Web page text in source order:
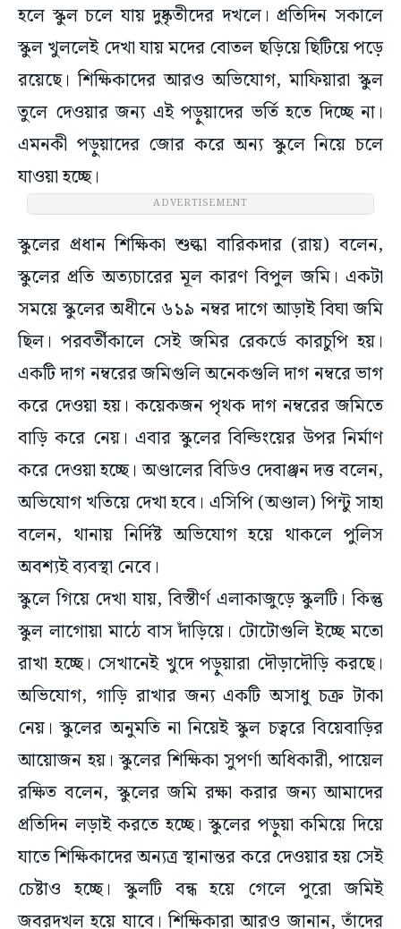
হলে স্কুল চলে যায় দুষ্কৃতীদের দখলে। প্রতিদিন সকালে
স্কুল খুললেই দেখা যায় মদের বোতল ছড়িয়ে ছিটিয়ে পড়ে
রয়েছে। শিক্ষিকাদের আরও অভিযোগ, মাফিয়ারা স্কুল
তুলে দেওয়ার জন্য এই পড়ুয়াদের ভর্তি হতে দিচ্ছে না।
এমনকী পড়ুয়াদের জোর করে অন্য স্কুলে নিয়ে চলে
যাওয়া হচ্ছে।
ADVERTISEMENT
স্কুলের প্রধান শিক্ষিকা শুল্কা বারিকদার (রায়) বলেন,
স্কুলের প্রতি অত্যচারের মূল কারণ বিপুল জমি। একটা
সময়ে স্কুলের অধীনে ৬১৯ নম্বর দাগে আড়াই বিঘা জমি
ছিল। পরবর্তীকালে সেই জমির রেকর্ডে কারচুপি হয়।
একটি দাগ নম্বরের জমিগুলি অনেকগুলি দাগ নম্বরে ভাগ
করে দেওয়া হয়। কয়েকজন পৃথক দাগ নম্বরের জমিতে
বাড়ি করে নেয়। এবার স্কুলের বিল্ডিংয়ের উপর নির্মাণ
করে দেওয়া হচ্ছে। অণ্ডালের বিডিও দেবাঞ্জন দত্ত বলেন,
অভিযোগ খতিয়ে দেখা হবে। এসিপি (অণ্ডাল) পিন্টু সাহা
বলেন, থানায় নির্দিষ্ট অভিযোগ হয়ে থাকলে পুলিস
অবশ্যই ব্যবস্থা নেবে।
স্কুলে গিয়ে দেখা যায়, বিস্তীর্ণ এলাকাজুড়ে স্কুলটি। কিন্তু
স্কুল লাগোয়া মাঠে বাস দাঁড়িয়ে। টোটোগুলি ইচ্ছে মতো
রাখা হচ্ছে। সেখানেই খুদে পড়ুয়ারা দৌড়াদৌড়ি করছে।
অভিযোগ, গাড়ি রাখার জন্য একটি অসাধু চক্র টাকা
নেয়। স্কুলের অনুমতি না নিয়েই স্কুল চত্বরে বিয়েবাড়ির
আয়োজন হয়। স্কুলের শিক্ষিকা সুপর্ণা অধিকারী, পায়েল
রক্ষিত বলেন, স্কুলের জমি রক্ষা করার জন্য আমাদের
প্রতিদিন লড়াই করতে হচ্ছে। স্কুলের পড়ুয়া কমিয়ে দিয়ে
যাতে শিক্ষিকাদের অন্যত্র স্থানান্তর করে দেওয়ার হয় সেই
চেষ্টাও হচ্ছে। স্কুলটি বন্ধ হয়ে গেলে পুরো জমিই
জবরদখল হয়ে যাবে। শিক্ষিকারা আরও জানান, তাঁদের